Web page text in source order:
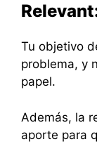
Tu objetivo
problema, y
papel.
Además, la
aporte para